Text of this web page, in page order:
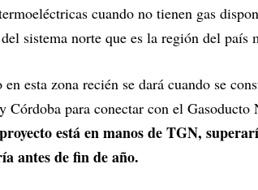
cuando no tienen gas
sistema norte que es la región del país
esta zona recién se dará cuando se
Córdoba para conectar con el
está en manos de TGN,
antes de fin de año.